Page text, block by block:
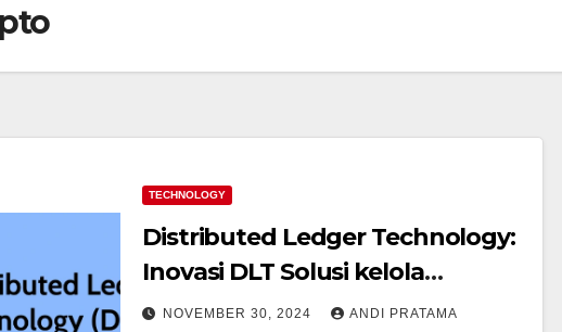
TECHNOLOGY
Distributed Ledger Technology:
Inovasi DLT Solusi kelola
Transaksi
NOVEMBER 30, 2024 ANDI PRATAMA